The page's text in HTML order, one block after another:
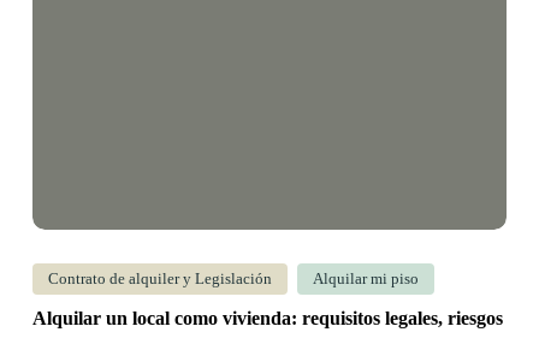
para
propietarios
Contrato de alquiler y Legislación Alquilar mi piso
Alquilar un local como vivienda: requisitos legales, riesgos